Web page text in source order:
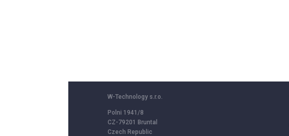
W-Technology s.r.o.
Polni 1941/8
CZ-79201 Bruntal
Czech Republic